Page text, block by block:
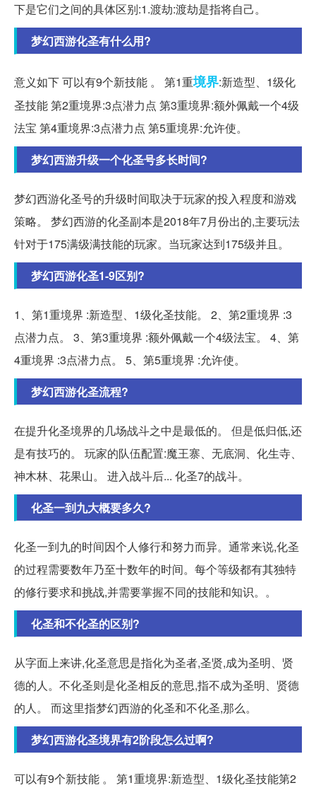
下是它们之间的具体区别:1.渡劫:渡劫是指将自己。
梦幻西游化圣有什么用?
意义如下 可以有9个新技能 。 第1重境界:新造型、1级化
圣技能 第2重境界:3点潜力点 第3重境界:额外佩戴一个4级
法宝 第4重境界:3点潜力点 第5重境界:允许使。
梦幻西游升级一个化圣号多长时间?
梦幻西游化圣号的升级时间取决于玩家的投入程度和游戏
策略。 梦幻西游的化圣副本是2018年7月份出的,主要玩法
针对于175满级满技能的玩家。当玩家达到175级并且。
梦幻西游化圣1-9区别?
1、第1重境界 :新造型、1级化圣技能。 2、第2重境界 :3
点潜力点。 3、第3重境界 :额外佩戴一个4级法宝。 4、第
4重境界 :3点潜力点。 5、第5重境界 :允许使。
梦幻西游化圣流程?
在提升化圣境界的几场战斗之中是最低的。 但是低归低,还
是有技巧的。 玩家的队伍配置:魔王寨、无底洞、化生寺、
神木林、花果山。 进入战斗后... 化圣7的战斗。
化圣一到九大概要多久?
化圣一到九的时间因个人修行和努力而异。通常来说,化圣
的过程需要数年乃至十数年的时间。每个等级都有其独特
的修行要求和挑战,并需要掌握不同的技能和知识。。
化圣和不化圣的区别?
从字面上来讲,化圣意思是指化为圣者,圣贤,成为圣明、贤
德的人。不化圣则是化圣相反的意思,指不成为圣明、贤德
的人。 而这里指梦幻西游的化圣和不化圣,那么。
梦幻西游化圣境界有2阶段怎么过啊?
可以有9个新技能 。 第1重境界:新造型、1级化圣技能第2